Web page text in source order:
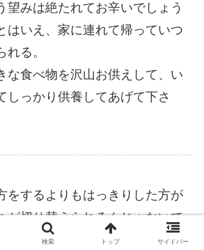
望みは絶たれてお辛いでしょう
はいえ、家に連れて帰っていつ
れる。
な食べ物を沢山お供えして、い
しっかり供養してあげて下さ
をするよりもはっきりした方が
が切り替えられるんじゃないで
が失踪したら気が狂う しかも
検索 トップ サイドバー